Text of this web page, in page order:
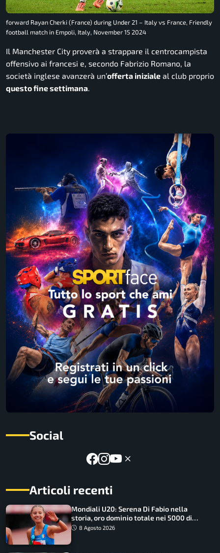
forward Rayan Cherki (France) during Under 21 – Italy vs France, Friendly
football match in Empoli, Italy, November 15 2024
Il Manchester City proverà a strappare il centrocampista
offensivo ai francesi e, secondo Fabrizio Romano, la
società inglese avanzerà un’offerta iniziale al club proprio
questo fine settimana.
Social
Articoli recenti
Mondiali U20: Serena Di Fabio nella
storia, oro dominio totale nei 5000 di
marcia
8 Agosto 2026